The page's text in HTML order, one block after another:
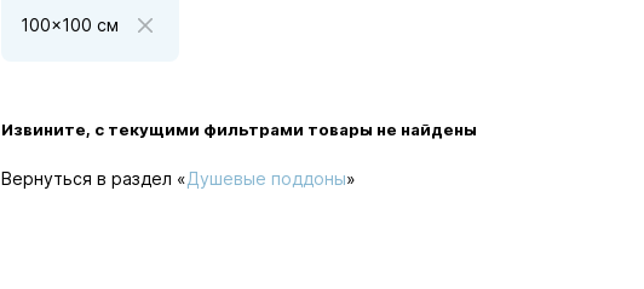
100x100 см
Извините, с текущими фильтрами товары не найдены
Вернуться в раздел «Душевые поддоны»